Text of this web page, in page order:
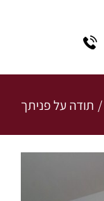
/ תודה על פניתך